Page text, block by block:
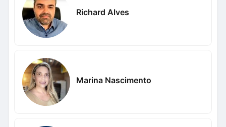
Richard Alves
Marina Nascimento